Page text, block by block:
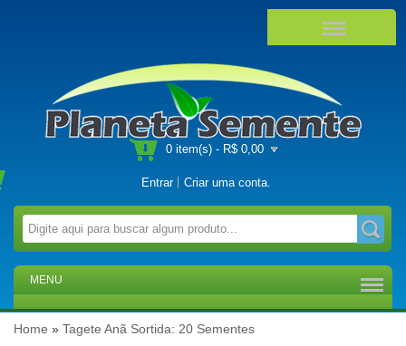
Entrar Criar uma conta.
0 item(s) - R$ 0,00
MENU
Home » Tagete Anã Sortida: 20 Sementes